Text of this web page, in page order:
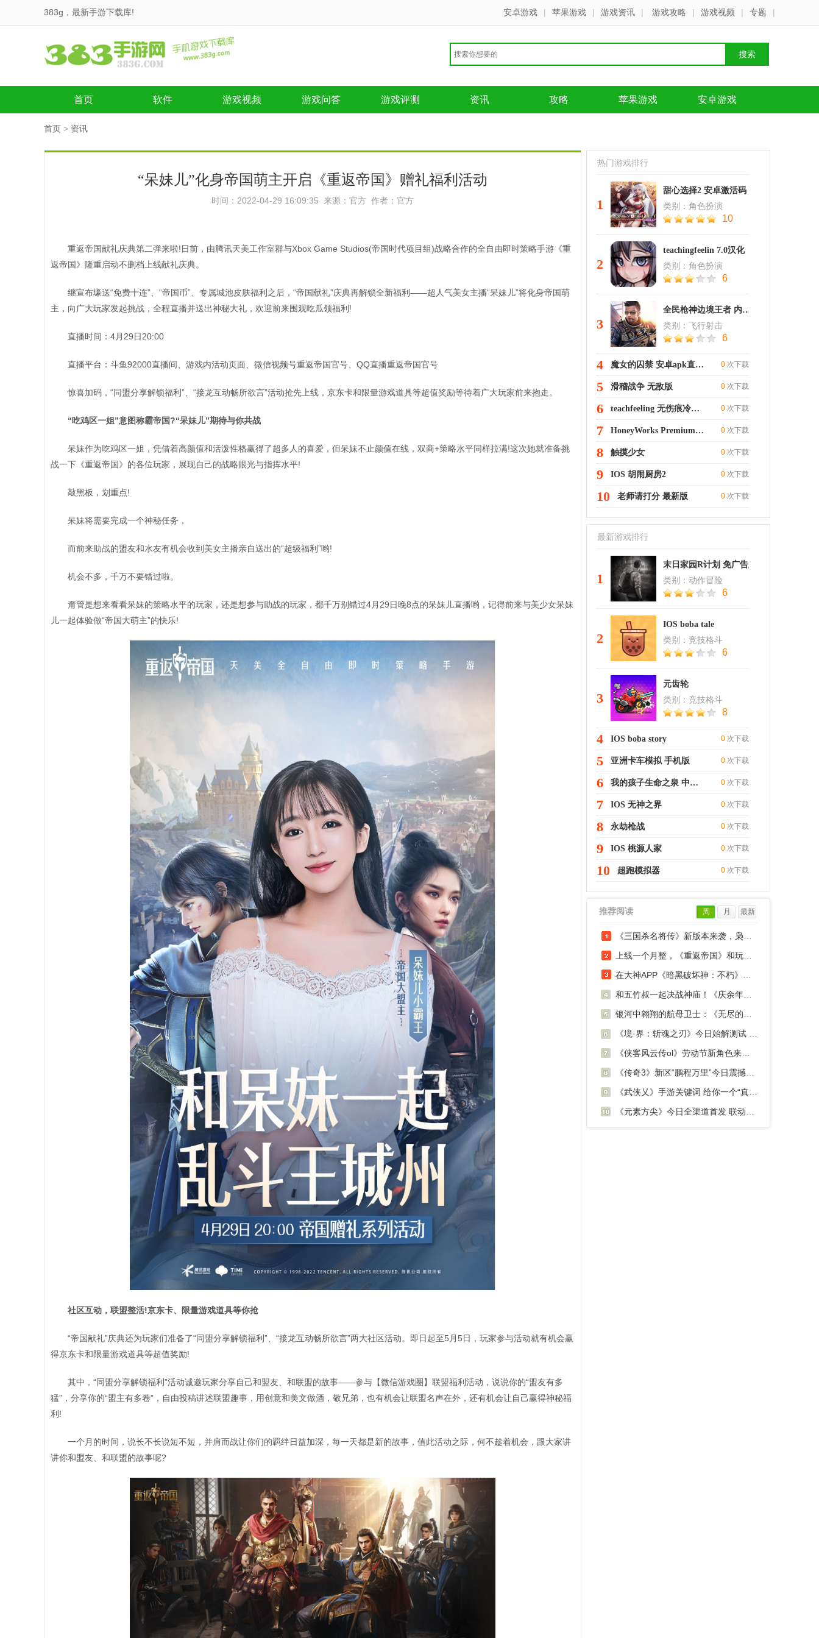
383g，最新手游下载库! 安卓游戏 | 苹果游戏 | 游戏资讯 | 游戏攻略 | 游戏视频 | 专题 |
首页 软件 游戏视频 游戏问答 游戏评测 资讯 攻略 苹果游戏 安卓游戏
首页 > 资讯
“呆妹儿”化身帝国萌主开启《重返帝国》赠礼福利活动
时间：2022-04-29 16:09:35 来源：官方 作者：官方
重返帝国献礼庆典第二弹来啦!日前，由腾讯天美工作室群与Xbox Game Studios(帝国时代项目组)战略合作的全自由即时策略手游《重
返帝国》隆重启动不删档上线献礼庆典。
继宣布壕送“免费十连”、“帝国币”、专属城池皮肤福利之后，“帝国献礼”庆典再解锁全新福利——超人气美女主播“呆妹儿”将化身帝国萌
主，向广大玩家发起挑战，全程直播并送出神秘大礼，欢迎前来围观吃瓜领福利!
直播时间：4月29日20:00
直播平台：斗鱼92000直播间、游戏内活动页面、微信视频号重返帝国官号、QQ直播重返帝国官号
惊喜加码，“同盟分享解锁福利”、“接龙互动畅所欲言”活动抢先上线，京东卡和限量游戏道具等超值奖励等待着广大玩家前来抱走。
“吃鸡区一姐”意图称霸帝国?“呆妹儿”期待与你共战
呆妹作为吃鸡区一姐，凭借着高颜值和活泼性格赢得了超多人的喜爱，但呆妹不止颜值在线，双商+策略水平同样拉满!这次她就准备挑
战一下《重返帝国》的各位玩家，展现自己的战略眼光与指挥水平!
敲黑板，划重点!
呆妹将需要完成一个神秘任务，
而前来助战的盟友和水友有机会收到美女主播亲自送出的“超级福利”哟!
机会不多，千万不要错过啦。
甭管是想来看看呆妹的策略水平的玩家，还是想参与助战的玩家，都千万别错过4月29日晚8点的呆妹儿直播哟，记得前来与美少女呆妹
儿一起体验做“帝国大萌主”的快乐!
社区互动，联盟整活!京东卡、限量游戏道具等你抢
“帝国献礼”庆典还为玩家们准备了“同盟分享解锁福利”、“接龙互动畅所欲言”两大社区活动。即日起至5月5日，玩家参与活动就有机会赢
得京东卡和限量游戏道具等超值奖励!
其中，“同盟分享解锁福利”活动诚邀玩家分享自己和盟友、和联盟的故事——参与【微信游戏圈】联盟福利活动，说说你的“盟友有多
猛”，分享你的“盟主有多卷”，自由投稿讲述联盟趣事，用创意和美文做酒，敬兄弟，也有机会让联盟名声在外，还有机会让自己赢得神秘福
利!
一个月的时间，说长不长说短不短，并肩而战让你们的羁绊日益加深，每一天都是新的故事，值此活动之际，何不趁着机会，跟大家讲
讲你和盟友、和联盟的故事呢?
热门游戏排行
1
甜心选择2 安卓激活码
类别：角色扮演
10
2
teachingfeelin 7.0汉化
类别：角色扮演
6
3
全民枪神边境王者 内测版
类别：飞行射击
6
4 魔女的囚禁 安卓apk直装版 0 次下载
5 滑稽战争 无敌版 0 次下载
6 teachfeeling 无伤痕冷狐版3.0 0 次下载
7 HoneyWorks Premium Live 0 次下载
8 触摸少女 0 次下载
9 IOS 胡闹厨房2 0 次下载
10 老师请打分 最新版 0 次下载
最新游戏排行
1
末日家园R计划 免广告版
类别：动作冒险
6
2
IOS boba tale
类别：竞技格斗
6
3
元齿轮
类别：竞技格斗
8
4 IOS boba story 0 次下载
5 亚洲卡车模拟 手机版 0 次下载
6 我的孩子生命之泉 中文版 0 次下载
7 IOS 无神之界 0 次下载
8 永劫枪战 0 次下载
9 IOS 桃源人家 0 次下载
10 超跑模拟器 0 次下载
推荐阅读 周 月 最新